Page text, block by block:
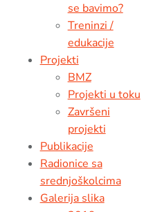
se bavimo?
Treninzi /
edukacije
Projekti
BMZ
Projekti u toku
Završeni
projekti
Publikacije
Radionice sa
srednjoškolcima
Galerija slika